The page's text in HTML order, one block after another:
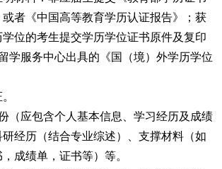
者《中国高等教育学历认证报告》；获
位的考生提交学历学位证书原件及复印
学服务中心出具的《国（境）外学历学位
（应包含个人基本信息、学习经历及成绩
经历（结合专业综述）、支撑材料（如
成绩单，证书等）等。